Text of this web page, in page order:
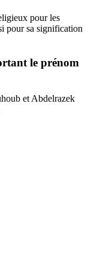
pour les
pour sa signification
le prénom
et Abdelrazek